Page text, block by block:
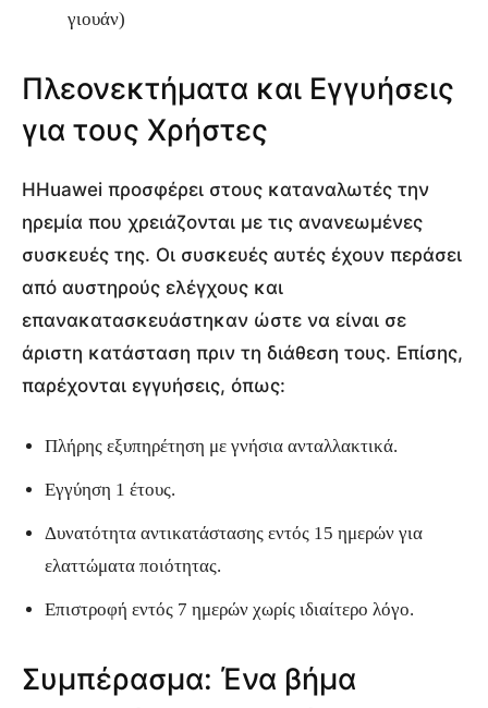
γιουάν)
Πλεονεκτήματα και Εγγυήσεις
για τους Χρήστες
ΗHuawei προσφέρει στους καταναλωτές την
ηρεμία που χρειάζονται με τις ανανεωμένες
συσκευές της. Οι συσκευές αυτές έχουν περάσει
από αυστηρούς ελέγχους και
επανακατασκευάστηκαν ώστε να είναι σε
άριστη κατάσταση πριν τη διάθεση τους. Επίσης,
παρέχονται εγγυήσεις, όπως:
Πλήρης εξυπηρέτηση με γνήσια ανταλλακτικά.
Εγγύηση 1 έτους.
Δυνατότητα αντικατάστασης εντός 15 ημερών για
ελαττώματα ποιότητας.
Επιστροφή εντός 7 ημερών χωρίς ιδιαίτερο λόγο.
Συμπέρασμα: Ένα βήμα